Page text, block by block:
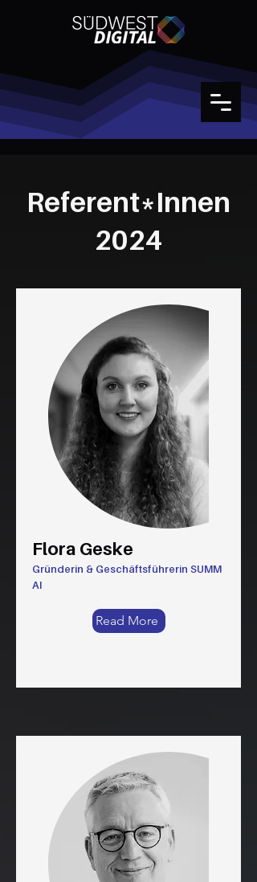
Referent*Innen
2024
Flora Geske
Gründerin & Geschäftsführerin SUMM
AI
Read More